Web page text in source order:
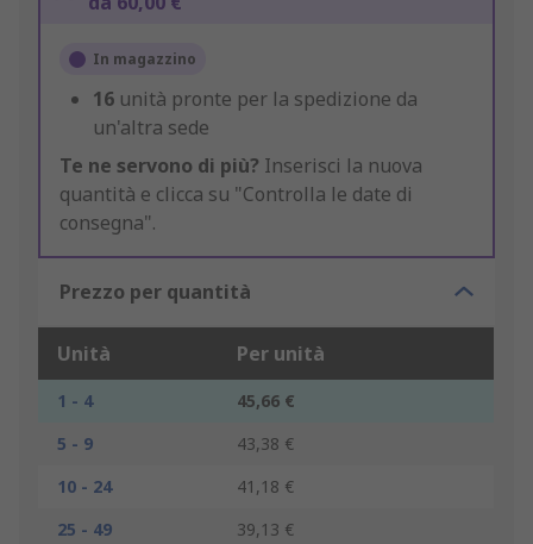
In magazzino
16 unità pronte per la spedizione da
un'altra sede
Te ne servono di più? Inserisci la nuova
quantità e clicca su "Controlla le date di
consegna".
Prezzo per quantità
Unità Per unità
1 - 4
45,66 €
5 - 9
43,38 €
10 - 24
41,18 €
25 - 49
39,13 €